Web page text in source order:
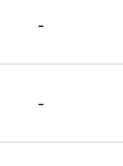
-
-